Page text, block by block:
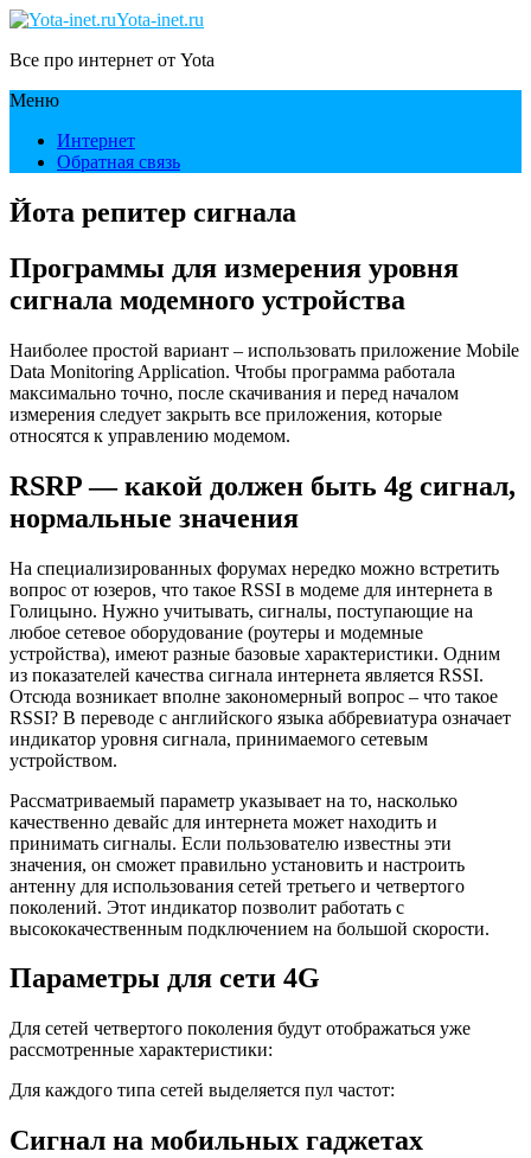
Yota-inet.ru
Все про интернет от Yota
Меню
Интернет
Обратная связь
Йота репитер сигнала
Программы для измерения уровня
сигнала модемного устройства
Наиболее простой вариант – использовать приложение Mobile
Data Monitoring Application. Чтобы программа работала
максимально точно, после скачивания и перед началом
измерения следует закрыть все приложения, которые
относятся к управлению модемом.
RSRP — какой должен быть 4g сигнал,
нормальные значения
На специализированных форумах нередко можно встретить
вопрос от юзеров, что такое RSSI в модеме для интернета в
Голицыно. Нужно учитывать, сигналы, поступающие на
любое сетевое оборудование (роутеры и модемные
устройства), имеют разные базовые характеристики. Одним
из показателей качества сигнала интернета является RSSI.
Отсюда возникает вполне закономерный вопрос – что такое
RSSI? В переводе с английского языка аббревиатура означает
индикатор уровня сигнала, принимаемого сетевым
устройством.
Рассматриваемый параметр указывает на то, насколько
качественно девайс для интернета может находить и
принимать сигналы. Если пользователю известны эти
значения, он сможет правильно установить и настроить
антенну для использования сетей третьего и четвертого
поколений. Этот индикатор позволит работать с
высококачественным подключением на большой скорости.
Параметры для сети 4G
Для сетей четвертого поколения будут отображаться уже
рассмотренные характеристики:
Для каждого типа сетей выделяется пул частот:
Сигнал на мобильных гаджетах